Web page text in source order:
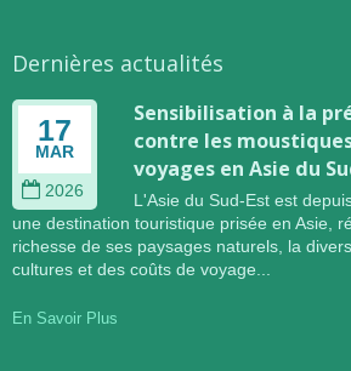
Dernières actualités
17
MAR
2026
Sensibilisation à la
contre les
voyages en Asie du
L'Asie du Sud-Est est
une destination touristique prisée en Asie,
richesse de ses paysages naturels, la
cultures et des coûts de voyage...
En Savoir Plus